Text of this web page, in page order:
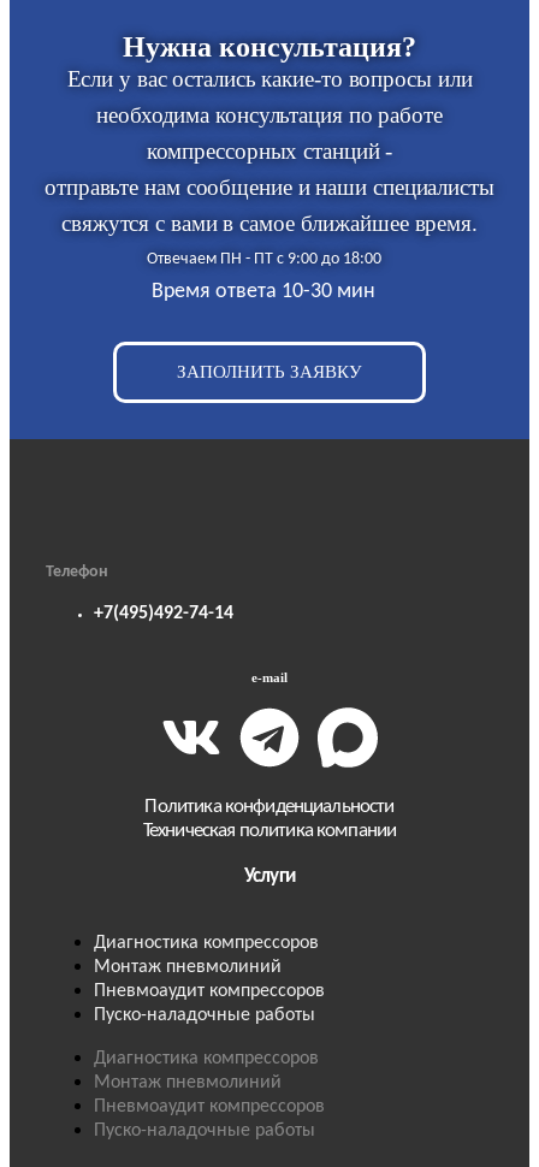
Нужна консультация?
Если у вас остались какие-то вопросы или
необходима консультация по работе
компрессорных станций -
отправьте нам сообщение и наши специалисты
свяжутся с вами в самое ближайшее время.
Отвечаем ПН - ПТ с 9:00 до 18:00
Время ответа 10-30 мин
ЗАПОЛНИТЬ ЗАЯВКУ
Телефон
+7(495)492-74-14
e-mail
Политика конфиденциальности
Техническая политика компании
Услуги
Диагностика компрессоров
Монтаж пневмолиний
Пневмоаудит компрессоров
Пуско-наладочные работы
Диагностика компрессоров
Монтаж пневмолиний
Пневмоаудит компрессоров
Пуско-наладочные работы